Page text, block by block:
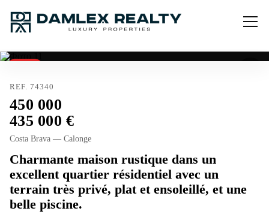
REF. 74340
450 000
435 000
Costa Brava — Calonge
Charmante maison rustique dans un
excellent quartier résidentiel avec un
terrain très privé, plat et ensoleillé, et une
belle piscine.
Licence touristique